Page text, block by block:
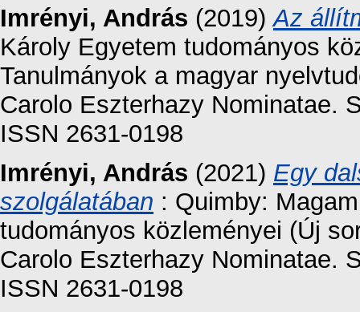
Imrényi, András (2019)Az
Károly Egyetem tudományos
Tanulmányok a magyar
Carolo Eszterhazy Nominatae.
ISSN 2631-0198
Imrényi, András (2021) Egy
szolgálatában : Quimby:
tudományos közleményei (Új
Carolo Eszterhazy Nominatae.
ISSN 2631-0198